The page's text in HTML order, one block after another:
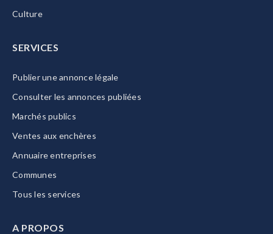
Culture
SERVICES
Publier une annonce légale
Consulter les annonces publiées
Marchés publics
Ventes aux enchères
Annuaire entreprises
Communes
Tous les services
A PROPOS